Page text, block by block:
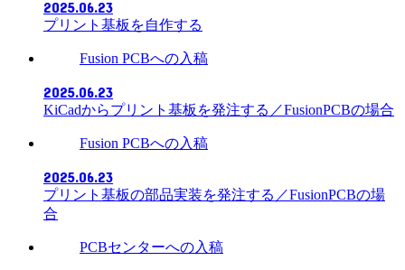
2025.06.23
プリント基板を自作する
Fusion PCBへの入稿
2025.06.23
KiCadからプリント基板を発注する／FusionPCBの場合
Fusion PCBへの入稿
2025.06.23
プリント基板の部品実装を発注する／FusionPCBの場
合
PCBセンターへの入稿